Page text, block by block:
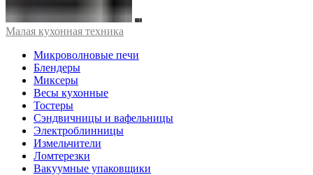
Малая кухонная техника
Микроволновые печи
Блендеры
Миксеры
Весы кухонные
Тостеры
Сэндвичницы и вафельницы
Электроблинницы
Измельчители
Ломтерезки
Вакуумные упаковщики